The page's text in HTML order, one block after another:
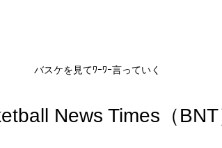
バスケを見てﾜｰﾜｰ言っていく
News Times（BNT